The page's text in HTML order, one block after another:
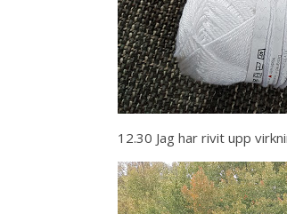
12.30 Jag har rivit upp